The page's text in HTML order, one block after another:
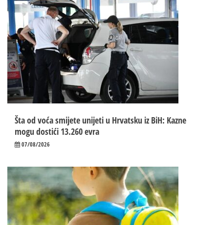
Šta od voća smijete unijeti u Hrvatsku iz BiH: Kazne
mogu dostići 13.260 evra
07/08/2026